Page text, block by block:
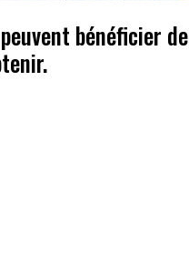
bénéficier de